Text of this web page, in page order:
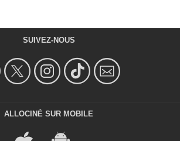
SUIVEZ-NOUS
ALLOCINÉ SUR MOBILE